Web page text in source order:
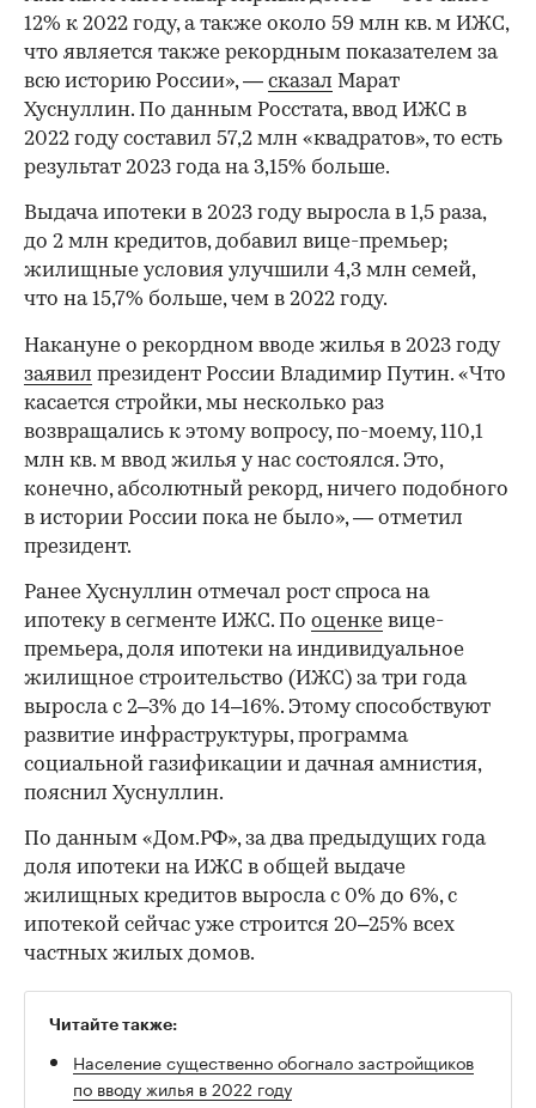
12% к 2022 году, а также около 59 млн кв. м ИЖС,
что является также рекордным показателем за
всю историю России», — сказал Марат
Хуснуллин. По данным Росстата, ввод ИЖС в
2022 году составил 57,2 млн «квадратов», то есть
результат 2023 года на 3,15% больше.
Выдача ипотеки в 2023 году выросла в 1,5 раза,
до 2 млн кредитов, добавил вице-премьер;
жилищные условия улучшили 4,3 млн семей,
что на 15,7% больше, чем в 2022 году.
Накануне о рекордном вводе жилья в 2023 году
заявил президент России Владимир Путин. «Что
касается стройки, мы несколько раз
возвращались к этому вопросу, по-моему, 110,1
млн кв. м ввод жилья у нас состоялся. Это,
конечно, абсолютный рекорд, ничего подобного
в истории России пока не было», — отметил
президент.
Ранее Хуснуллин отмечал рост спроса на
ипотеку в сегменте ИЖС. По оценке вице-
премьера, доля ипотеки на индивидуальное
жилищное строительство (ИЖС) за три года
выросла с 2–3% до 14–16%. Этому способствуют
развитие инфраструктуры, программа
социальной газификации и дачная амнистия,
пояснил Хуснуллин.
По данным «Дом.РФ», за два предыдущих года
доля ипотеки на ИЖС в общей выдаче
жилищных кредитов выросла с 0% до 6%, с
ипотекой сейчас уже строится 20–25% всех
частных жилых домов.
Читайте также:
Население существенно обогнало застройщиков
по вводу жилья в 2022 году